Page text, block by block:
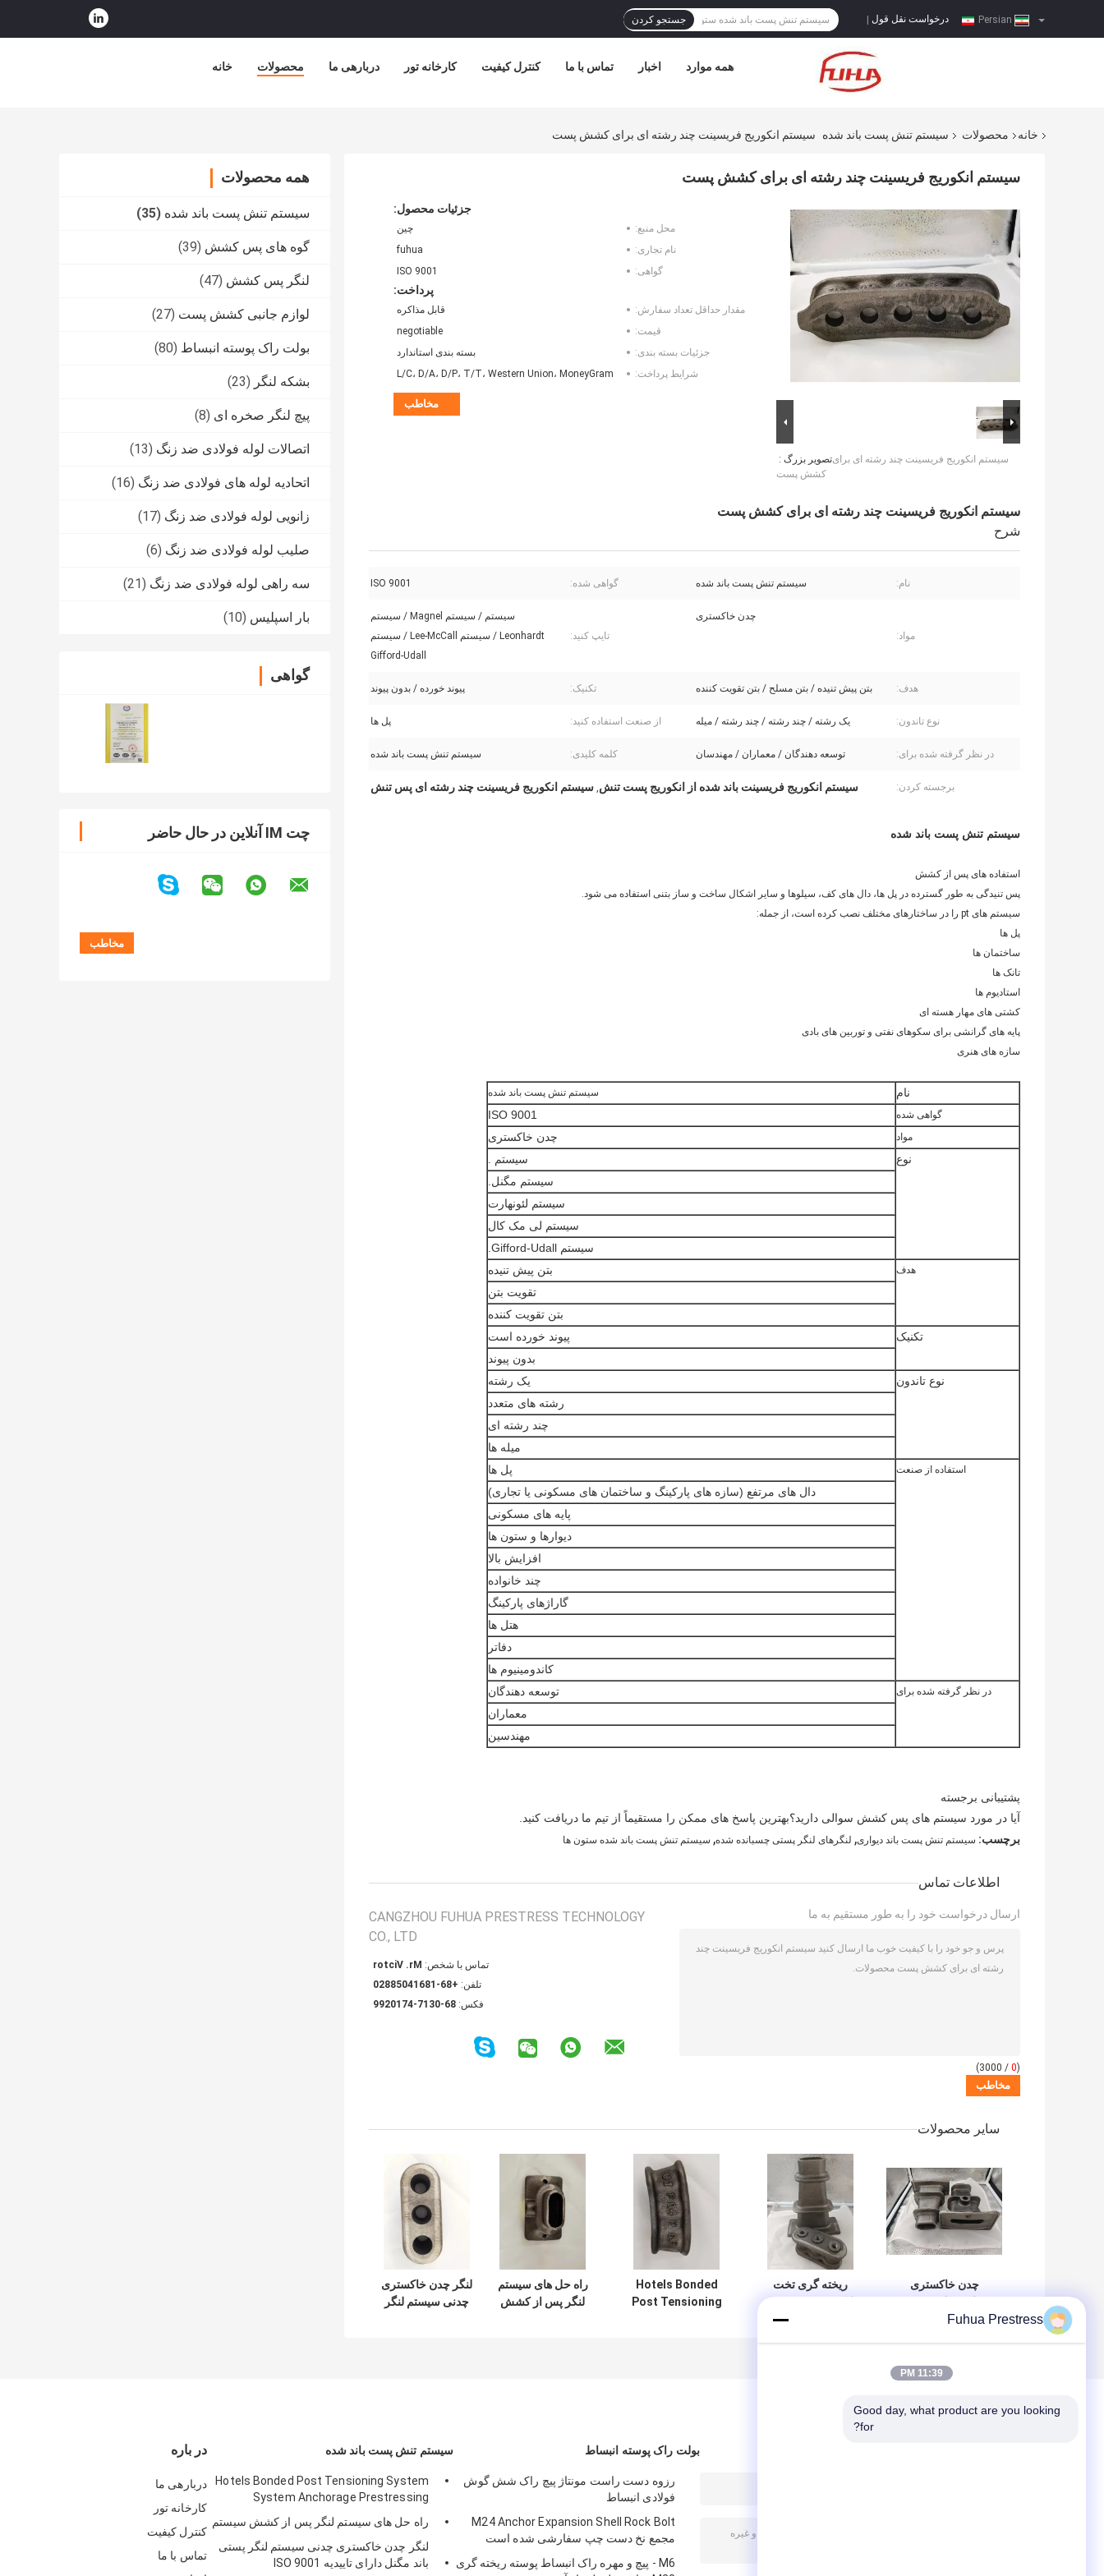
درخواست نقل قول جستجو کردن
خانه محصولات دربارهی ما کارخانه تور کنترل کیفیت تماس با ما اخبار همه موارد
خانه محصولات سیستم تنش پست باند شده سیستم انکوریج فریسینت چند رشته ای برای کشش پست
همه محصولات
سیستم تنش پست باند شده (35)
گوه های پس کشش (39)
لنگر پس کشش (47)
لوازم جانبی کشش پست (27)
بولت راک پوسته انبساط (80)
بشکه لنگر (23)
پیچ لنگر صخره ای (8)
اتصالات لوله فولادی ضد زنگ (13)
اتحادیه لوله های فولادی ضد زنگ (16)
زانویی لوله فولادی ضد زنگ (17)
صلیب لوله فولادی ضد زنگ (6)
سه راهی لوله فولادی ضد زنگ (21)
بار اسپلیس (10)
گواهی
چت IM آنلاین در حال حاضر
سیستم انکوریج فریسینت چند رشته ای برای کشش پست
تصویر بزرگ :سیستم انکوریج فریسینت چند رشته ای برای
کشش پست
جزئیات محصول:
محل منبع:
چین
نام تجاری:
fuhua
گواهی:
ISO 9001
پرداخت:
مقدار حداقل تعداد سفارش:
قابل مذاکره
قیمت:
negotiable
جزئیات بسته بندی:
بسته بندی استاندارد
شرایط پرداخت:
L/C، D/A، D/P، T/T، Western Union، MoneyGram
مخاطب
سیستم انکوریج فریسینت چند رشته ای برای کشش پست
شرح
نام: سیستم تنش پست باند شده گواهی شده: ISO 9001
مواد:
چدن خاکستری
تایپ کنید:
سیستم / سیستم Magnel / سیستم
Leonhardt / سیستم Lee-McCall / سیستم
Gifford-Udall
هدف: بتن پیش تنیده / بتن مسلح / بتن تقویت کننده تکنیک: پیوند خورده / بدون پیوند
نوع تاندون: یک رشته / چند رشته / چند رشته / میله از صنعت استفاده کنید: پل ها
در نظر گرفته شده برای: توسعه دهندگان / معماران / مهندسان کلمه کلیدی: سیستم تنش پست باند شده
برجسته کردن: سیستم انکوریج فریسینت باند شده از انکوریج پست تنش, سیستم انکوریج فریسینت چند رشته ای پس تنش
سیستم تنش پست باند شده
استفاده های پس از کشش
پس تنیدگی به طور گسترده در پل ها، دال های کف، سیلوها و سایر اشکال ساخت و ساز بتنی استفاده می شود.
سیستم های pt را در ساختارهای مختلف نصب کرده است، از جمله:
پل ها
ساختمان ها
تانک ها
استادیوم ها
کشتی های مهار هسته ای
پایه های گرانشی برای سکوهای نفتی و توربین های بادی
سازه های هنری
نام
سیستم تنش پست باند شده
گواهی شده
ISO 9001
مواد
چدن خاکستری
نوع
سیستم .
سیستم مگنل.
سیستم لئونهارت
سیستم لی مک کال
سیستم Gifford-Udall.
هدف
بتن پیش تنیده
تقویت بتن
بتن تقویت کننده
تکنیک
پیوند خورده است
بدون پیوند
نوع تاندون
یک رشته
رشته های متعدد
چند رشته ای
میله ها
استفاده از صنعت
پل ها
دال های مرتفع (سازه های پارکینگ و ساختمان های مسکونی یا تجاری)
پایه های مسکونی
دیوارها و ستون ها
افزایش بالا
چند خانواده
گاراژهای پارکینگ
هتل ها
دفاتر
کاندومینیوم ها
در نظر گرفته شده برای
توسعه دهندگان
معماران
مهندسین
پشتیبانی برجسته
آیا در مورد سیستم های پس کشش سوالی دارید؟بهترین پاسخ های ممکن را مستقیماً از تیم ما دریافت کنید.
برچسب: سیستم تنش پست باند دیواری, لنگرهای لنگر پستی چسبانده شده, سیستم تنش پست باند شده ستون ها
اطلاعات تماس
CANGZHOU FUHUA PRESTRESS TECHNOLOGY
CO., LTD
تماس با شخص: Mr. Victor
تلفن: +86-18614058820
فکس: 86-0317-4710299
ارسال درخواست خود را به طور مستقیم به ما
(
0
/ 3000)
سایر محصولات
چدن خاکستری
پست تنشی
ریخته گری تخت
انکوریج پست تنش
سندبلاست با سوراخ
Hotels Bonded
Post Tensioning
راه حل های سیستم
لنگر پس از کشش
لنگر چدن خاکستری
چدنی سیستم لنگر
در باره
دربارهی ما
کارخانه تور
کنترل کیفیت
تماس با ما
سیستم تنش پست باند شده
Hotels Bonded Post Tensioning System
System Anchorage Prestressing
راه حل های سیستم لنگر پس از کشش سیستم
لنگر چدن خاکستری چدنی سیستم لنگر پستی
باند مگنل دارای تاییدیه ISO 9001
بولت راک پوسته انبساط
رزوه دست راست مونتاژ پیچ راک شش گوش
فولادی انبساط
M24 Anchor Expansion Shell Rock Bolt
مجمع نخ دست چپ سفارشی شده است
M6 - پیچ و مهره راک انبساط پوسته ریخته گری
Fuhua Prestress
11:39 PM
Good day, what product are you looking
for?